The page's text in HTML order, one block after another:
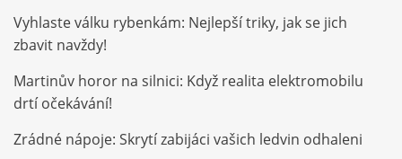
Vyhlaste válku rybenkám: Nejlepší triky, jak se jich
zbavit navždy!
Martinův horor na silnici: Když realita elektromobilu
drtí očekávání!
Zrádné nápoje: Skrytí zabijáci vašich ledvin odhaleni